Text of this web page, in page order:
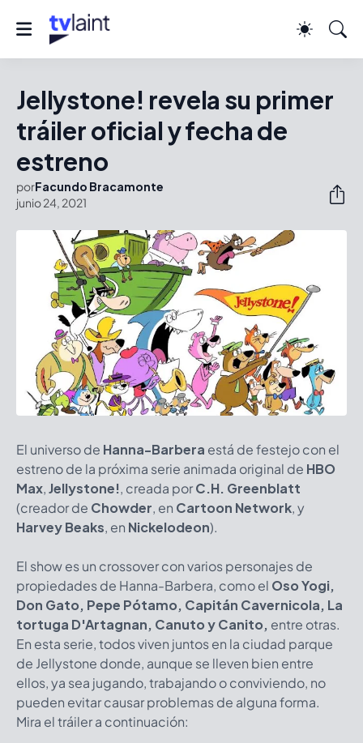
Jellystone! revela su primer
tráiler oficial y fecha de
estreno
porFacundo Bracamonte
junio 24, 2021
El universo de Hanna-Barbera está de festejo con el
estreno de la próxima serie animada original de HBO
Max,Jellystone!, creada porC.H. Greenblatt
(creador de Chowder, en Cartoon Network, y
Harvey Beaks, en Nickelodeon).
El show es un crossover con varios personajes de
propiedades de Hanna-Barbera, como el Oso Yogi,
Don Gato, Pepe Pótamo, Capitán Cavernicola, La
tortuga D'Artagnan, Canuto y Canito, entre otras.
En esta serie, todos viven juntos en la ciudad parque
de Jellystone donde, aunque se lleven bien entre
ellos, ya sea jugando, trabajando o conviviendo, no
pueden evitar causar problemas de alguna forma.
Mira el tráiler a continuación: